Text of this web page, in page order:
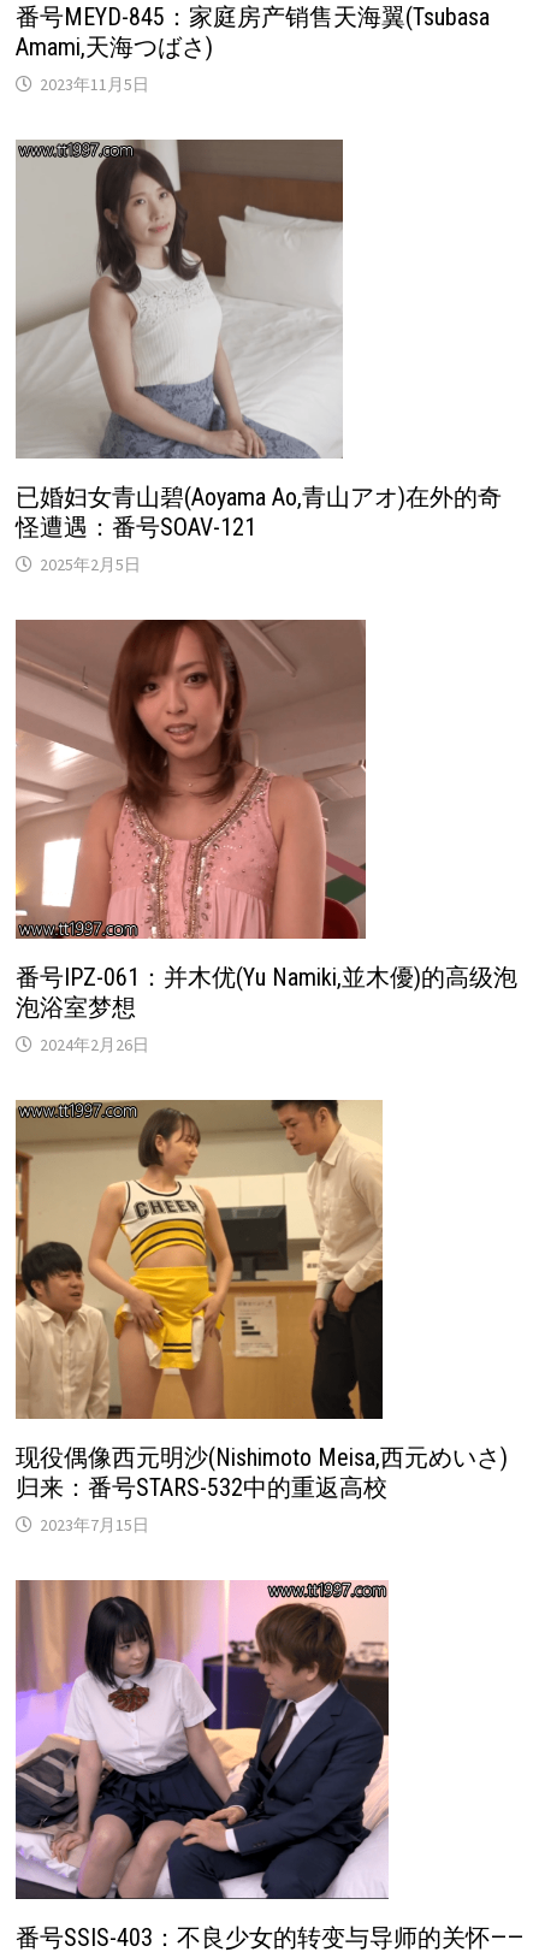
番号MEYD-845：家庭房产销售天海翼(Tsubasa
Amami,天海つばさ)
2023年11月5日
已婚妇女青山碧(Aoyama Ao,青山アオ)在外的奇
怪遭遇：番号SOAV-121
2025年2月5日
番号IPZ-061：并木优(Yu Namiki,並木優)的高级泡
泡浴室梦想
2024年2月26日
现役偶像西元明沙(Nishimoto Meisa,西元めいさ)
归来：番号STARS-532中的重返高校
2023年7月15日
番号SSIS-403：不良少女的转变与导师的关怀——